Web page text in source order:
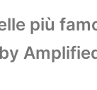
più